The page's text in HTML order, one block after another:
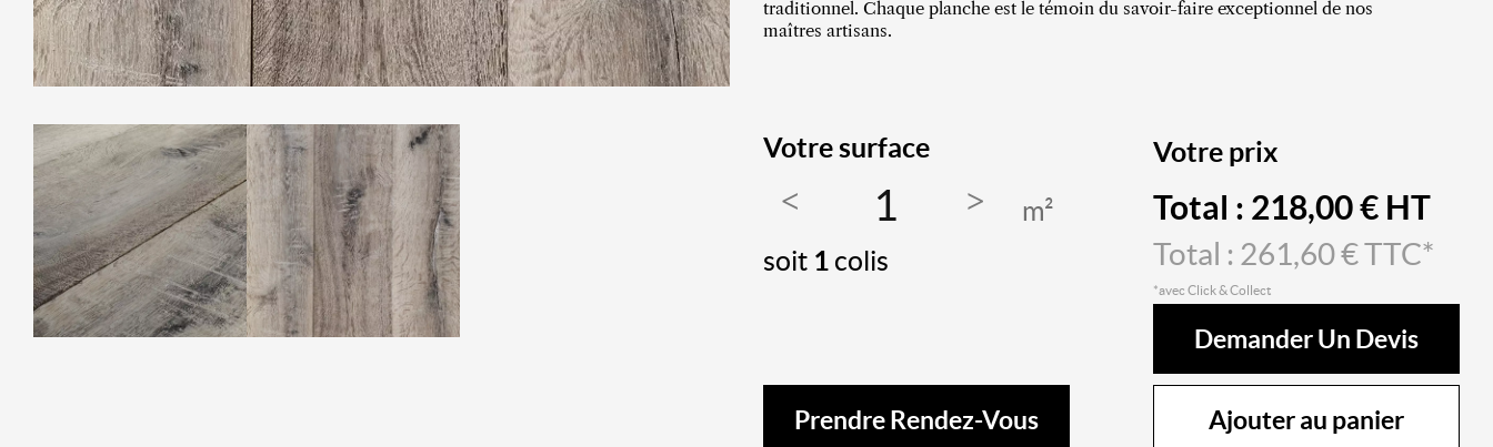
traditionnel. Chaque planche est le témoin du savoir-faire exceptionnel de nos
maîtres artisans.
Votre surface
m²
soit 1 colis
Prendre Rendez-Vous
Votre prix
Total : 218,00€ HT
Total : 261,60€ TTC*
*avec Click & Collect
Demander Un Devis
Ajouter au panier